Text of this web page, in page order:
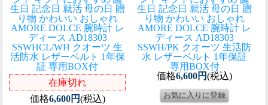
生日 記念日 就活 母の日 贈
り物 かわいい おしゃれ
AMORE DOLCE 腕時計 レ
ディース AD18303
SSWHCL/WH クオーツ 生
活防水 レザーベルト 1年保
証 専用BOX付
在庫切れ
価格6,600円(税込)
生日 記念日 就活 母の日 贈
り物 かわいい おしゃれ
AMORE DOLCE 腕時計 レ
ディース AD18303
SSWH/PK クオーツ 生活防
水 レザーベルト 1年保証
専用BOX付
価格6,600円(税込)